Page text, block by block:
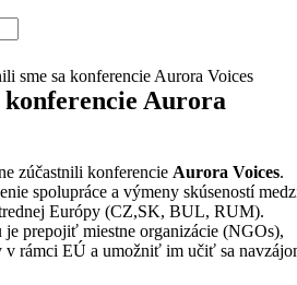
sme sa konferencie Aurora Voices
konferencie Aurora
zúčastnili konferencie Aurora Voices.
spolupráce a výmeny skúseností
Európy (CZ,SK, BUL, RUM).
prepojiť miestne organizácie (NGOs),
v rámci EÚ a umožniť im učiť sa